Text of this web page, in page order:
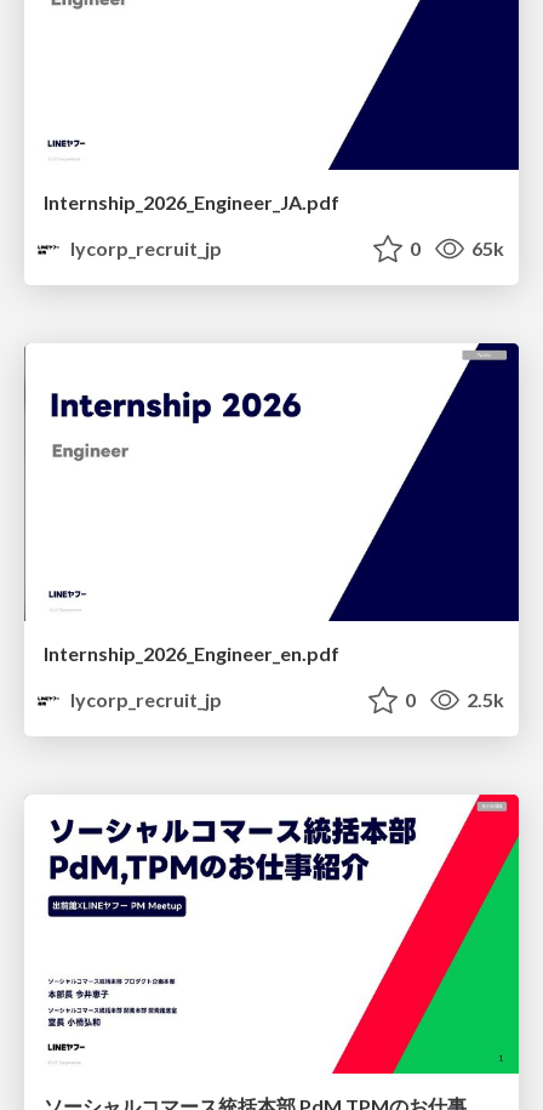
Internship_2026_Engineer_JA.pdf
lycorp_recruit_jp
0 65k
Internship_2026_Engineer_en.pdf
lycorp_recruit_jp
0 2.5k